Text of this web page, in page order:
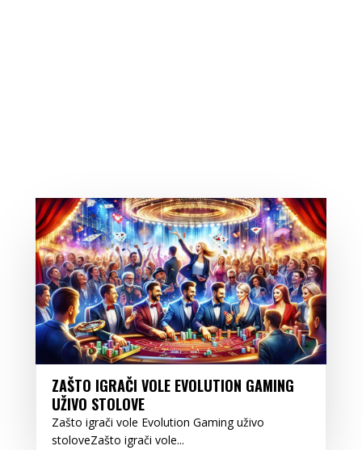
ZAŠTO IGRAČI VOLE EVOLUTION GAMING
UŽIVO STOLOVE
Zašto igrači vole Evolution Gaming uživo
stoloveZašto igrači vole...